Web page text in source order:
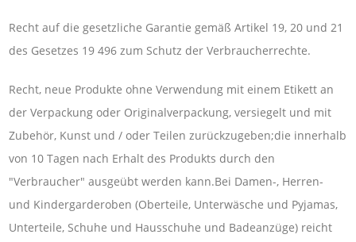
Recht auf die gesetzliche Garantie gemäß Artikel 19, 20 und 21
des Gesetzes 19 496 zum Schutz der Verbraucherrechte.
Recht, neue Produkte ohne Verwendung mit einem Etikett an
der Verpackung oder Originalverpackung, versiegelt und mit
Zubehör, Kunst und / oder Teilen zurückzugeben;die innerhalb
von 10 Tagen nach Erhalt des Produkts durch den
"Verbraucher" ausgeübt werden kann.Bei Damen-, Herren-
und Kindergarderoben (Oberteile, Unterwäsche und Pyjamas,
Unterteile, Schuhe und Hausschuhe und Badeanzüge) reicht